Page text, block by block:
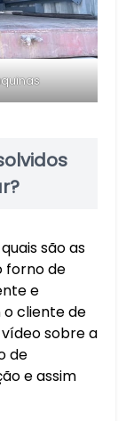
são as
forno de
e
cliente de
sobre a
de
e assim